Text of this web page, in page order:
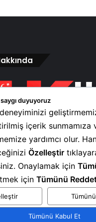
sitenin tüm hakları saklıdır.
Fikir ve Sanat Eserleri
Bu sitede
gösterilerek dahi
yorumlardan yazan
Facebook
X
duyuyoruz
içerik sunmamıza
yardımcı olur.
Özelleştir
Onaylamak için
için Tümünü
Tümünü Kabul Et